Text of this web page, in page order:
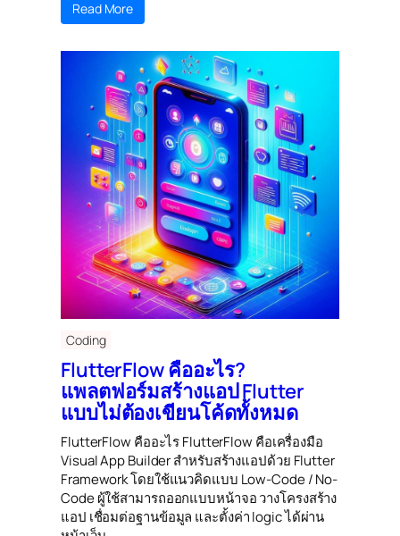
Read More
Coding
FlutterFlow คืออะไร?
แพลตฟอร์มสร้างแอป Flutter
แบบไม่ต้องเขียนโค้ดทั้งหมด
FlutterFlow คืออะไร FlutterFlow คือเครื่องมือ
Visual App Builder สำหรับสร้างแอปด้วย Flutter
Framework โดยใช้แนวคิดแบบ Low-Code / No-
Code ผู้ใช้สามารถออกแบบหน้าจอ วางโครงสร้าง
แอป เชื่อมต่อฐานข้อมูล และตั้งค่า logic ได้ผ่าน